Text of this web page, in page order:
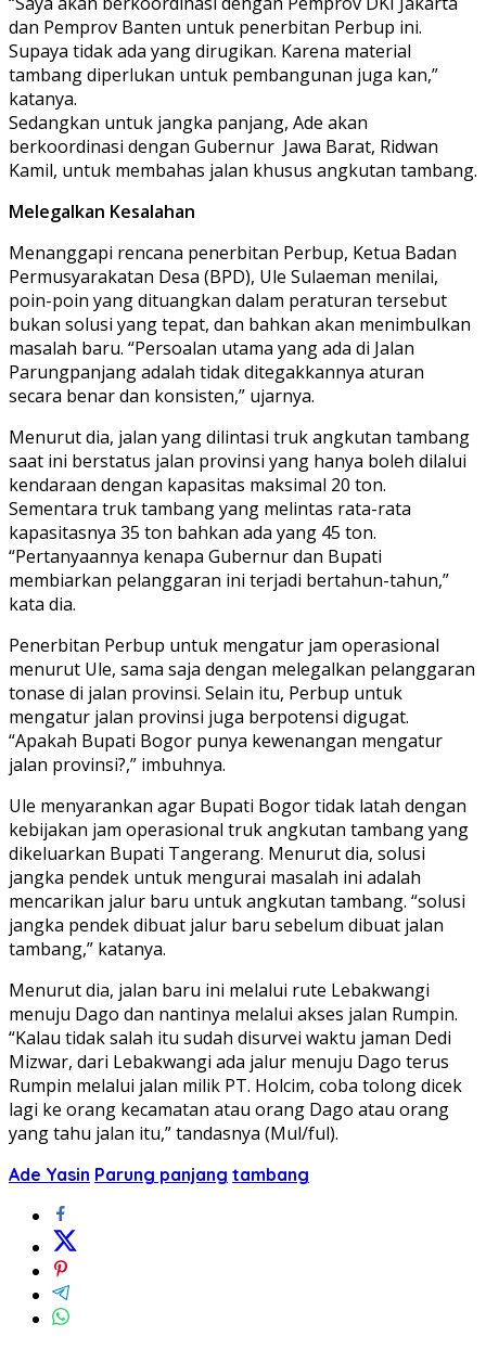
dan Pemprov Banten untuk penerbitan Perbup ini.
Supaya tidak ada yang dirugikan. Karena material
tambang diperlukan untuk pembangunan juga kan,”
katanya.
Sedangkan untuk jangka panjang, Ade akan
berkoordinasi dengan Gubernur Jawa Barat, Ridwan
Kamil, untuk membahas jalan khusus angkutan tambang.
Melegalkan Kesalahan
Menanggapi rencana penerbitan Perbup, Ketua Badan
Permusyarakatan Desa (BPD), Ule Sulaeman menilai,
poin-poin yang dituangkan dalam peraturan tersebut
bukan solusi yang tepat, dan bahkan akan menimbulkan
masalah baru. “Persoalan utama yang ada di Jalan
Parungpanjang adalah tidak ditegakkannya aturan
secara benar dan konsisten,” ujarnya.
Menurut dia, jalan yang dilintasi truk angkutan tambang
saat ini berstatus jalan provinsi yang hanya boleh dilalui
kendaraan dengan kapasitas maksimal 20 ton.
Sementara truk tambang yang melintas rata-rata
kapasitasnya 35 ton bahkan ada yang 45 ton.
“Pertanyaannya kenapa Gubernur dan Bupati
membiarkan pelanggaran ini terjadi bertahun-tahun,”
kata dia.
Penerbitan Perbup untuk mengatur jam operasional
menurut Ule, sama saja dengan melegalkan pelanggaran
tonase di jalan provinsi. Selain itu, Perbup untuk
mengatur jalan provinsi juga berpotensi digugat.
“Apakah Bupati Bogor punya kewenangan mengatur
jalan provinsi?,” imbuhnya.
Ule menyarankan agar Bupati Bogor tidak latah dengan
kebijakan jam operasional truk angkutan tambang yang
dikeluarkan Bupati Tangerang. Menurut dia, solusi
jangka pendek untuk mengurai masalah ini adalah
mencarikan jalur baru untuk angkutan tambang. “solusi
jangka pendek dibuat jalur baru sebelum dibuat jalan
tambang,” katanya.
Menurut dia, jalan baru ini melalui rute Lebakwangi
menuju Dago dan nantinya melalui akses jalan Rumpin.
“Kalau tidak salah itu sudah disurvei waktu jaman Dedi
Mizwar, dari Lebakwangi ada jalur menuju Dago terus
Rumpin melalui jalan milik PT. Holcim, coba tolong dicek
lagi ke orang kecamatan atau orang Dago atau orang
yang tahu jalan itu,” tandasnya (Mul/ful).
Ade Yasin Parung panjang tambang